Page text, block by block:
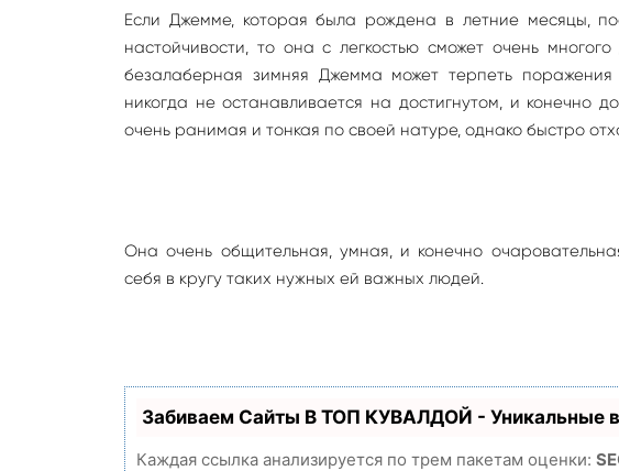
Если Джемме, которая была рождена в летние месяцы,
настойчивости, то она с легкостью сможет очень
безалаберная зимняя Джемма может терпеть
никогда не останавливается на достигнутом, и конечно
очень ранимая и тонкая по своей натуре, однако быстро
Она очень общительная, умная, и конечно
себя в кругу таких нужных ей важных людей.
Забиваем Сайты В ТОП КУВАЛДОЙ - Уникальные
Каждая ссылка анализируется по трем пакетам оценки: